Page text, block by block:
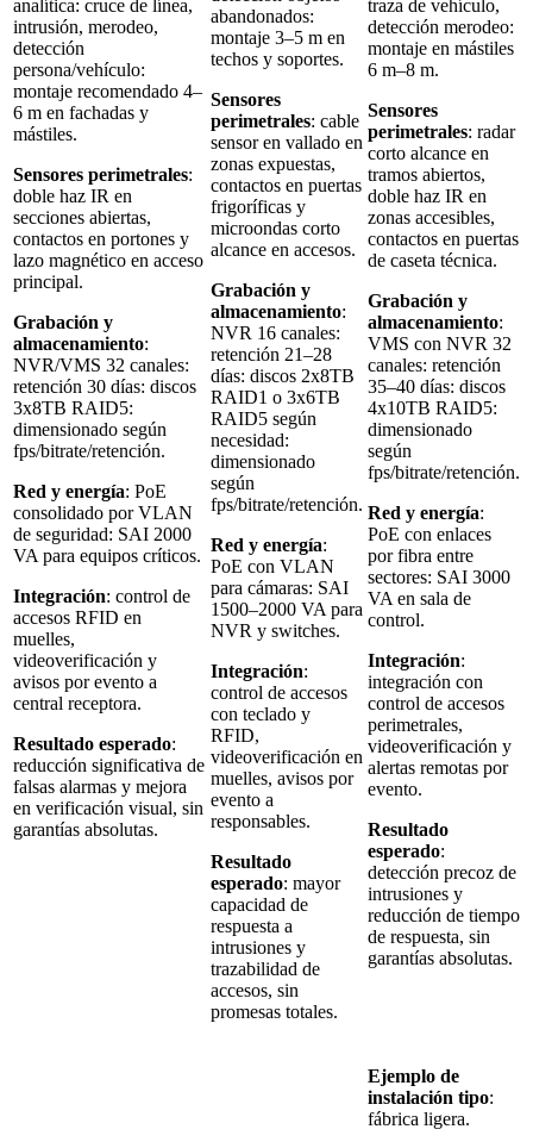
analítica: cruce de línea,
intrusión, merodeo,
detección
persona/vehículo:
montaje recomendado 4–
6 m en fachadas y
mástiles.
Sensores perimetrales:
doble haz IR en
secciones abiertas,
contactos en portones y
lazo magnético en acceso
principal.
Grabación y
almacenamiento:
NVR/VMS 32 canales:
retención 30 días: discos
3x8TB RAID5:
dimensionado según
fps/bitrate/retención.
Red y energía: PoE
consolidado por VLAN
de seguridad: SAI 2000
VA para equipos críticos.
Integración: control de
accesos RFID en
muelles,
videoverificación y
avisos por evento a
central receptora.
Resultado esperado:
reducción significativa de
falsas alarmas y mejora
en verificación visual, sin
garantías absolutas.
abandonados:
montaje 3–5 m en
techos y soportes.
Sensores
perimetrales: cable
sensor en vallado en
zonas expuestas,
contactos en puertas
frigoríficas y
microondas corto
alcance en accesos.
Grabación y
almacenamiento:
NVR 16 canales:
retención 21–28
días: discos 2x8TB
RAID1 o 3x6TB
RAID5 según
necesidad:
dimensionado
según
fps/bitrate/retención.
Red y energía:
PoE con VLAN
para cámaras: SAI
1500–2000 VA para
NVR y switches.
Integración:
control de accesos
con teclado y
RFID,
videoverificación en
muelles, avisos por
evento a
responsables.
Resultado
esperado: mayor
capacidad de
respuesta a
intrusiones y
trazabilidad de
accesos, sin
promesas totales.
traza de vehículo,
detección merodeo:
montaje en mástiles
6 m–8 m.
Sensores
perimetrales: radar
corto alcance en
tramos abiertos,
doble haz IR en
zonas accesibles,
contactos en puertas
de caseta técnica.
Grabación y
almacenamiento:
VMS con NVR 32
canales: retención
35–40 días: discos
4x10TB RAID5:
dimensionado
según
fps/bitrate/retención.
Red y energía:
PoE con enlaces
por fibra entre
sectores: SAI 3000
VA en sala de
control.
Integración:
integración con
control de accesos
perimetrales,
videoverificación y
alertas remotas por
evento.
Resultado
esperado:
detección precoz de
intrusiones y
reducción de tiempo
de respuesta, sin
garantías absolutas.
Ejemplo de
instalación tipo:
fábrica ligera.